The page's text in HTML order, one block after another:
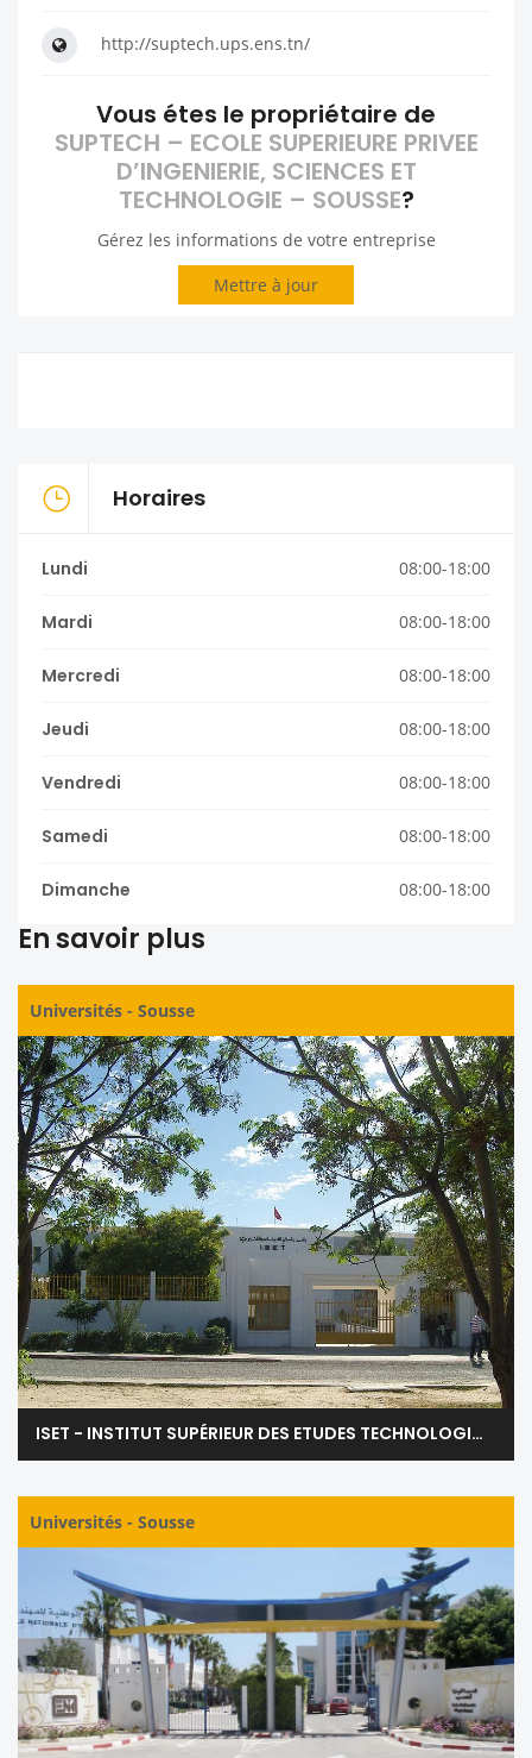
http://suptech.ups.ens.tn/
Vous étes le propriétaire de
SUPTECH – ECOLE SUPERIEURE PRIVEE
D’INGENIERIE, SCIENCES ET
TECHNOLOGIE – SOUSSE?
Gérez les informations de votre entreprise
Mettre à jour
Horaires
Lundi 08:00-18:00
Mardi 08:00-18:00
Mercredi 08:00-18:00
Jeudi 08:00-18:00
Vendredi 08:00-18:00
Samedi 08:00-18:00
Dimanche 08:00-18:00
En savoir plus
Universités - Sousse
ISET - INSTITUT SUPÉRIEUR DES ETUDES TECHNOLOGIQUES DE SOUSSE
Universités - Sousse